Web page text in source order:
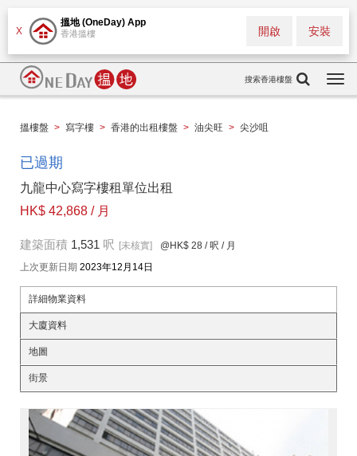
X
搵地 (OneDay) App
香港搵樓 安裝
開啟
搜索香港樓盤
搵樓盤 > 寫字樓 > 香港的出租樓盤 > 油尖旺 > 尖沙咀
已過期
九龍中心寫字樓租單位出租
HK$ 42,868 / 月
建築面積 1,531 呎 [未核實] @HK$ 28 / 呎 / 月
上次更新日期 2023年12月14日
詳細物業資料
大廈資料
地圖
街景